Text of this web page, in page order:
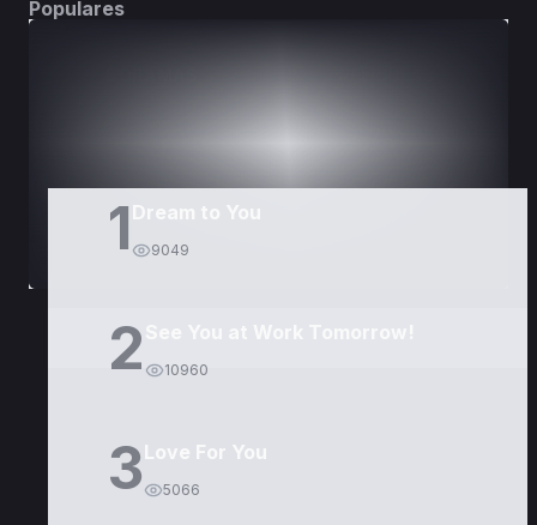
Populares
1 Dream to You
9049
2 10960
3Love For You
5066